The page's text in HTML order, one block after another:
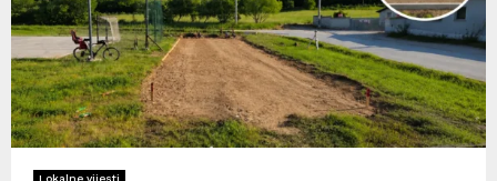
Lokalne vijesti